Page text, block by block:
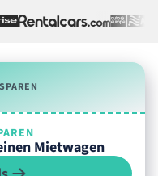
SPAREN
Mietwagen